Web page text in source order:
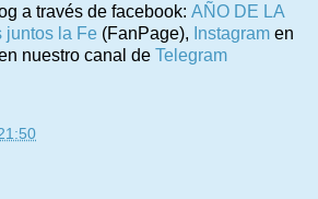
a través de facebook: AÑO DE LA
juntos la Fe (FanPage), Instagram en
nuestro canal de Telegram